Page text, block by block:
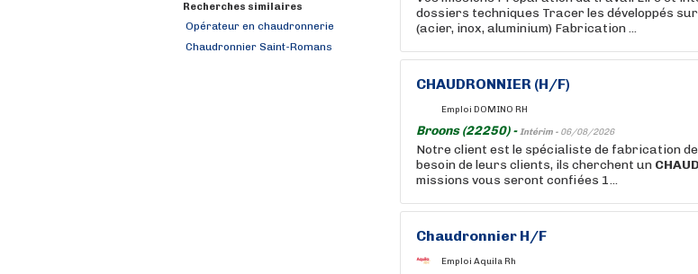
Recherches similaires
Opérateur en chaudronnerie
Chaudronnier Saint-Romans
dossiers techniques Tracer les développés
(acier, inox, aluminium) Fabrication ...
CHAUDRONNIER (H/F)
Emploi DOMINO RH
Broons (22250) -Intérim - 06/08/2026
Notre client est le spécialiste de fabrication
besoin de leurs clients, ils cherchent un
missions vous seront confiées 1...
Chaudronnier H/F
Emploi Aquila Rh